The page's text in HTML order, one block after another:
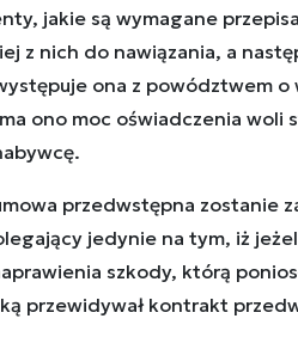
jakie są wymagane
z nich do nawiązania, a
ona z powództwem
ono moc oświadczenia woli
przedwstępna zostanie
jedynie na tym, iż
szkody, którą
przewidywał kontrakt